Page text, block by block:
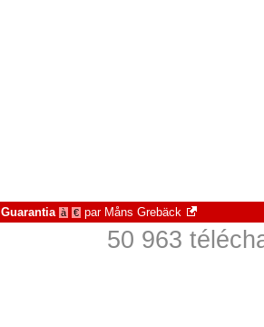
Guarantia à € par Måns Grebäck
50 963